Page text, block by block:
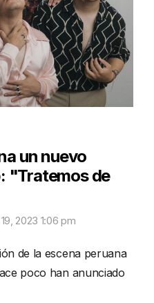
un nuevo
"Tratemos de
2023 1:06 pm
de la escena peruana
poco han anunciado